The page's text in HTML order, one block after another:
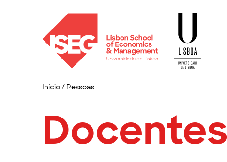
Início/ Pessoas
Docentes